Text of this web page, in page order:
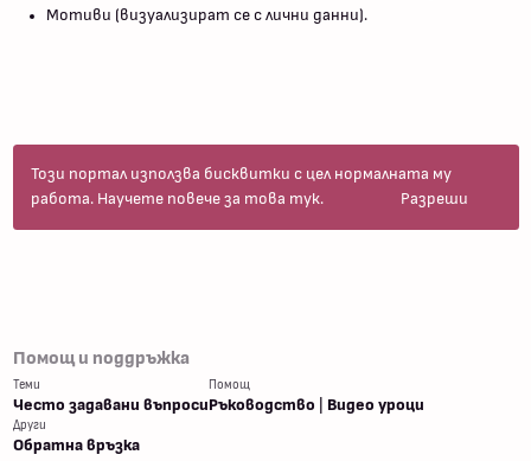
Мотиви (визуализират се с лични данни).
Този портал използва бисквитки с цел нормалната му
работа. Научете повече за това тук. Разреши
Помощ и поддръжка
Теми
Често задавани въпроси
Помощ
Ръководство Видео уроци
Други
Обратна връзка